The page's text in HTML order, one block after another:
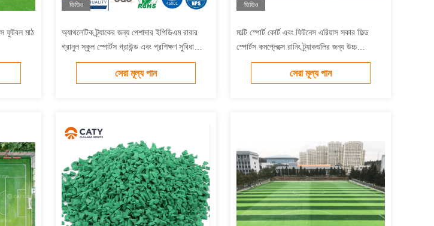
ফুটবল মাঠ
ভিডিও
অ্যাথলেটিক ট্র্যাকের জন্য পেশাদার ইপিডিএম রাবার
গ্রানুল স্কুল স্পোর্টস গ্রাউন্ড এবং প্রশিক্ষণ সুবিধা
স্পোর্টস কমপ্লেক্স
সেরা মূল্য পান
ভিডিও
মাল্টি স্পোর্ট কোর্ট এবং ফিটনেস এরিয়াস সকার ফিল্ড
স্পোর্টস কমপ্লেক্সে রানিং ট্র্যাকগুলির জন্য উচ্চ
স্থিতিস্থাপকতা EPDM রাবার গ্রানুলস
সেরা মূল্য পান